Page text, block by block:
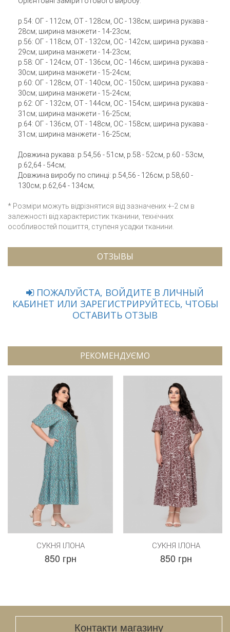
р.54: ОГ - 112см, ОТ - 128см, ОС - 138см; ширина рукава -
28см; ширина манжети - 14-23см;
р.56: ОГ - 118см, ОТ - 132см, ОС - 142см; ширина рукава -
29см; ширина манжети - 14-23см;
р.58: ОГ - 124см, ОТ - 136см, ОС - 146см; ширина рукава -
30см; ширина манжети - 15-24см;
р.60: ОГ - 128см, ОТ - 140см, ОС - 150см; ширина рукава -
30см; ширина манжети - 15-24см;
р.62: ОГ - 132см, ОТ - 144см, ОС - 154см; ширина рукава -
31см; ширина манжети - 16-25см;
р.64: ОГ - 136см, ОТ - 148см, ОС - 158см; ширина рукава -
31см; ширина манжети - 16-25см;
Довжина рукава: р.54,56 - 51см, р.58 - 52см, р.60 - 53см,
р.62,64 - 54см;
Довжина виробу по спинці: р.54,56 - 126см; р.58,60 -
130см; р.62,64 - 134см;
* Розміри можуть відрізнятися від зазначених +-2 см в
залежності від характеристик тканини, технічних
особливостей пошиття, ступеня усадки тканини.
ОТЗЫВЫ
ПОЖАЛУЙСТА, ВОЙДИТЕ В ЛИЧНЫЙ
КАБИНЕТ ИЛИ ЗАРЕГИСТРИРУЙТЕСЬ, ЧТОБЫ
ОСТАВИТЬ ОТЗЫВ
РЕКОМЕНДУЄМО
СУКНЯ ІЛОНА
850 грн
СУКНЯ ІЛОНА
850 грн
Контакти магазину